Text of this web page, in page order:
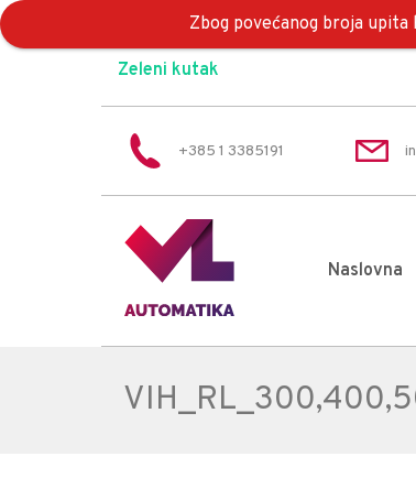
Zeleni kutak
+385 1 3385191
Naslovna
Zbog povećanog broja